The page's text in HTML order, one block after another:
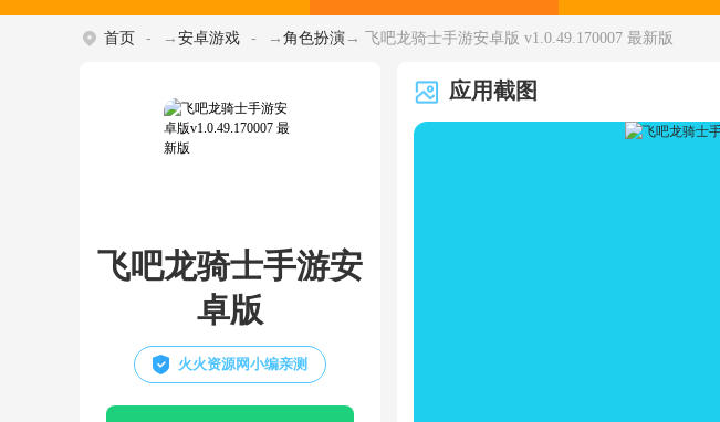
首页 → 安卓游戏 → 角色扮演 → 飞吧龙骑士手游安卓版 v1.0.49.170007 最新版
飞吧龙骑士手游安
卓版
火火资源网小编亲测
应用截图